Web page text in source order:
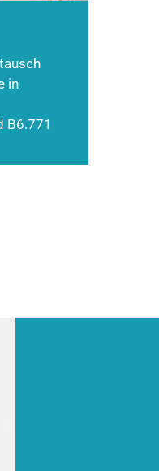
in
B6.771